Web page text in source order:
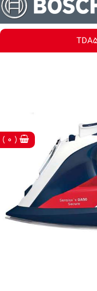
( 0 )